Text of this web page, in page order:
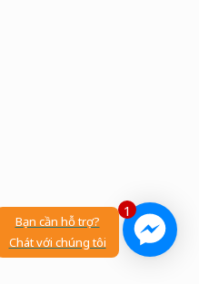
1
Bạn cần hỗ trợ?
Chát với chúng tôi